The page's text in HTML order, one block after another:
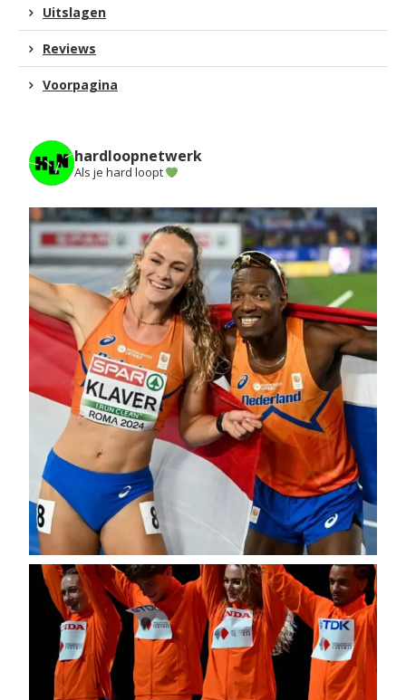
Uitslagen
Reviews
Voorpagina
hardloopnetwerk
Als je hard loopt